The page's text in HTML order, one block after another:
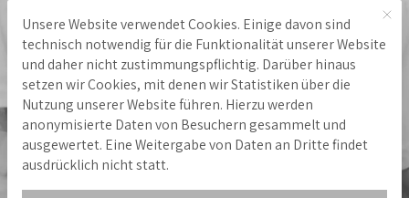
Mit
Hinweis zu Cookies
Unsere Website verwendet Cookies. Einige davon sind
technisch notwendig für die Funktionalität unserer Website
und daher nicht zustimmungspflichtig. Darüber hinaus
setzen wir Cookies, mit denen wir Statistiken über die
Nutzung unserer Website führen. Hierzu werden
anonymisierte Daten von Besuchern gesammelt und
ausgewertet. Eine Weitergabe von Daten an Dritte findet
ausdrücklich nicht statt.